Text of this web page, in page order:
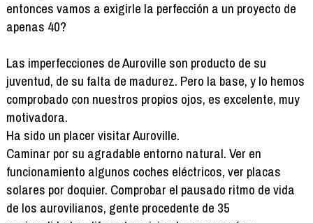
entonces vamos a exigirle la perfección a un proyecto de
apenas 40?
Las imperfecciones de Auroville son producto de su
juventud, de su falta de madurez. Pero la base, y lo hemos
comprobado con nuestros propios ojos, es excelente, muy
motivadora.
Ha sido un placer visitar Auroville.
Caminar por su agradable entorno natural. Ver en
funcionamiento algunos coches eléctricos, ver placas
solares por doquier. Comprobar el pausado ritmo de vida
de los aurovilianos, gente procedente de 35